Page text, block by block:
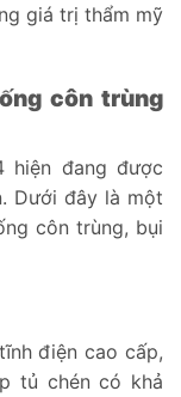
giá trị thẩm mỹ
côn trùng
hiện đang được
Dưới đây là một
côn trùng, bụi
điện cao cấp,
tủ chén có khả